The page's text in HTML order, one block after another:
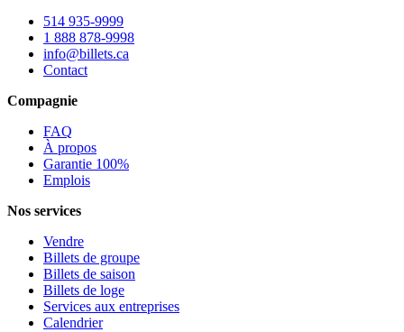
514 935-9999
1 888 878-9998
info@billets.ca
Contact
Compagnie
FAQ
À propos
Garantie 100%
Emplois
Nos services
Vendre
Billets de groupe
Billets de saison
Billets de loge
Services aux entreprises
Calendrier